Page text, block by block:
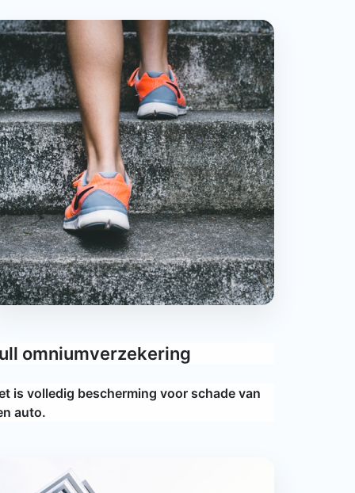
omniumverzekering
is volledig bescherming voor schade van
auto.